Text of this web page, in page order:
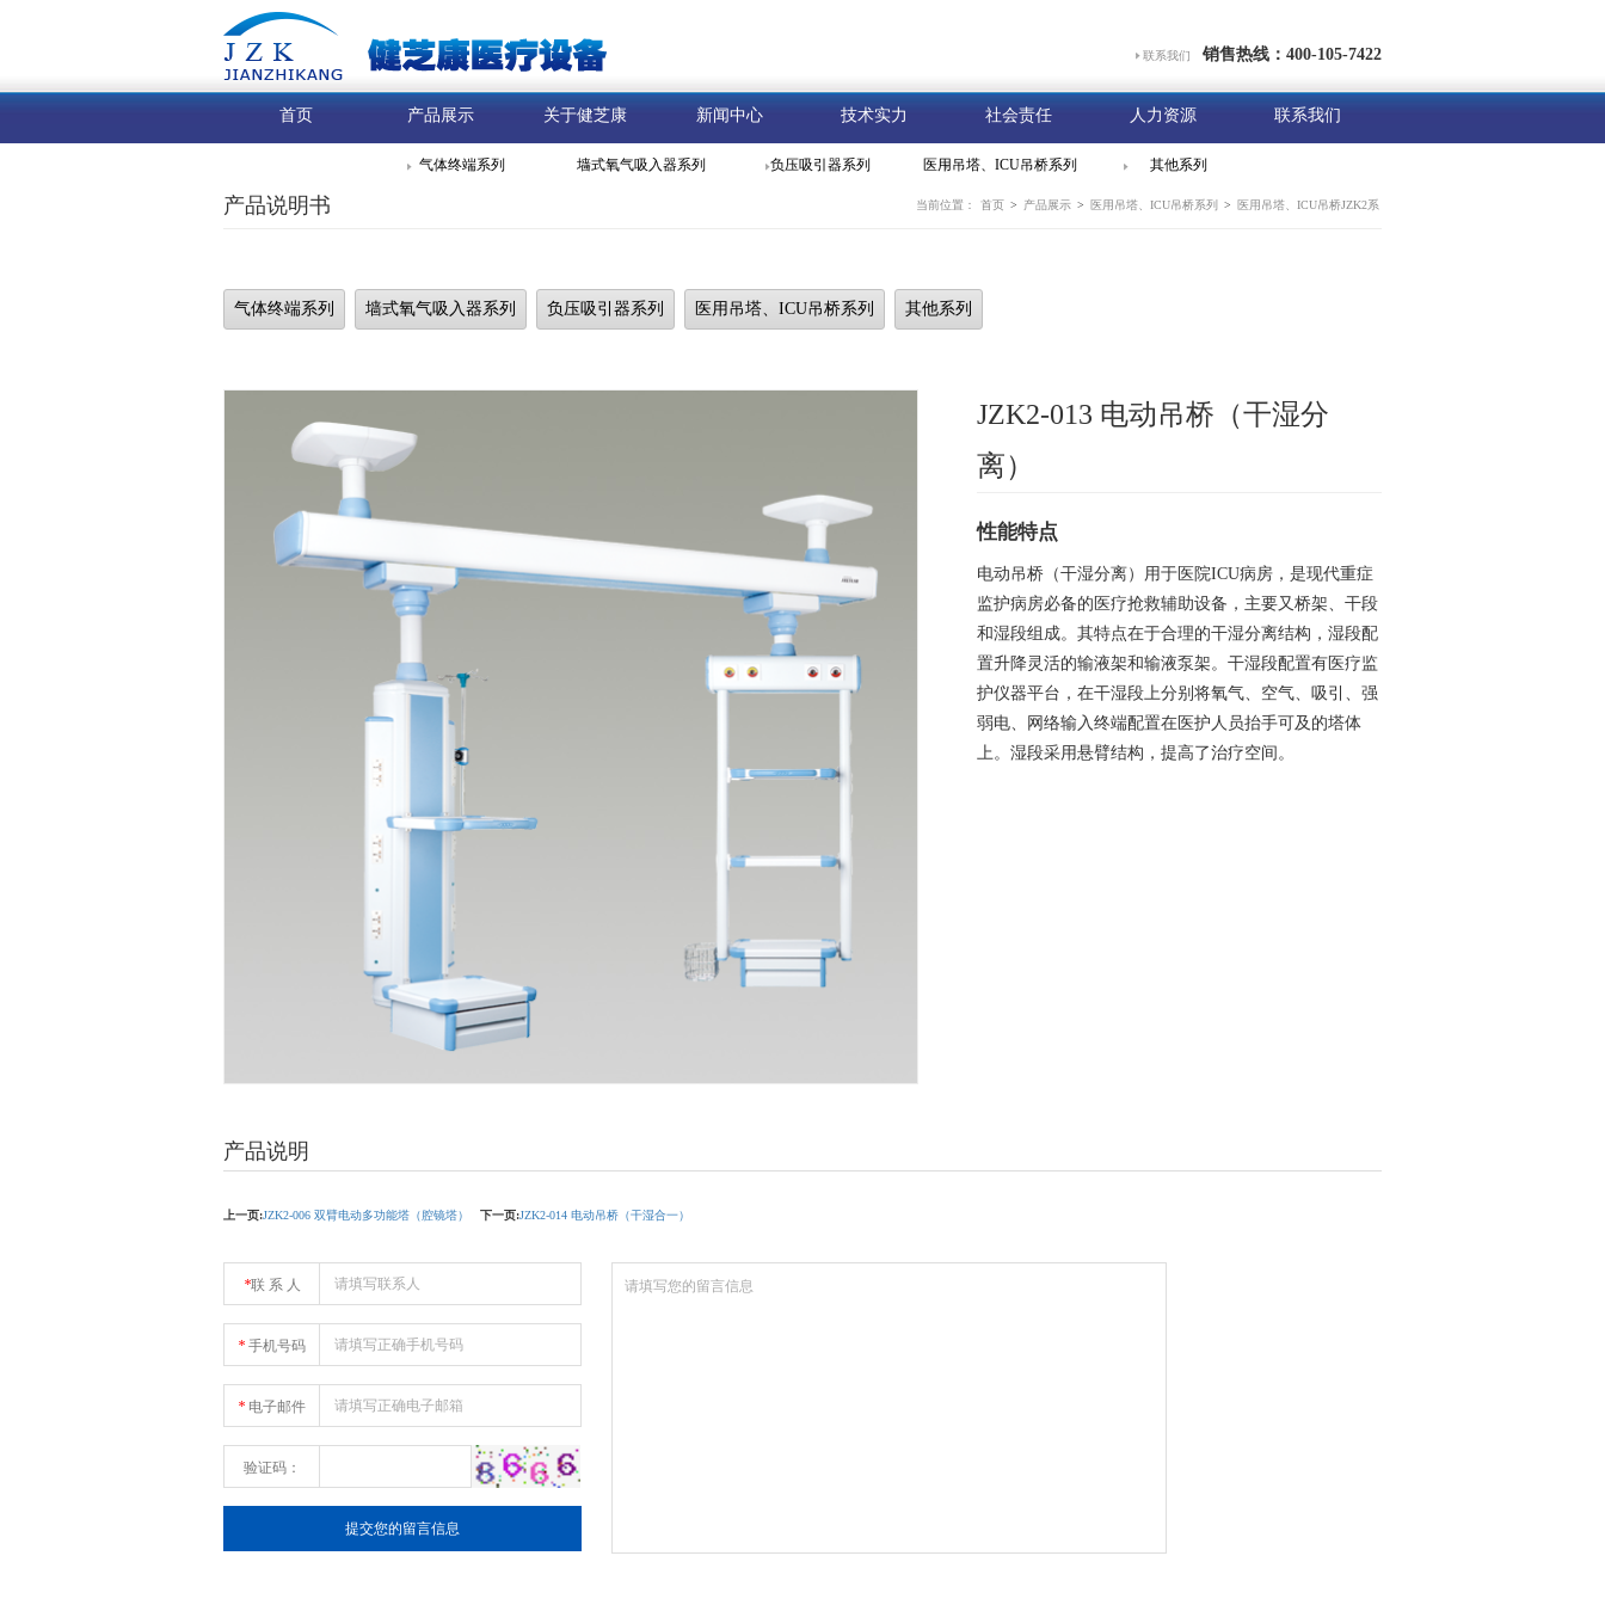
联系我们 销售热线：400-105-7422
首页 产品展示
气体终端系列 墙式氧气吸入器系列 负压吸引器系列 医用吊塔、ICU吊桥系列 其他系列
关于健芝康 新闻中心 技术实力 社会责任 人力资源 联系我们
产品说明书 当前位置： 首页 > 产品展示 > 医用吊塔、ICU吊桥系列 > 医用吊塔、ICU吊桥JZK2系
气体终端系列 墙式氧气吸入器系列 负压吸引器系列 医用吊塔、ICU吊桥系列 其他系列
JZK2-013 电动吊桥（干湿分
离）
性能特点
电动吊桥（干湿分离）用于医院ICU病房，是现代重症
监护病房必备的医疗抢救辅助设备，主要又桥架、干段
和湿段组成。其特点在于合理的干湿分离结构，湿段配
置升降灵活的输液架和输液泵架。干湿段配置有医疗监
护仪器平台，在干湿段上分别将氧气、空气、吸引、强
弱电、网络输入终端配置在医护人员抬手可及的塔体
上。湿段采用悬臂结构，提高了治疗空间。
产品说明
上一页:JZK2-006 双臂电动多功能塔（腔镜塔） 下一页:JZK2-014 电动吊桥（干湿合一）
*联 系 人
* 手机号码
* 电子邮件
验证码：